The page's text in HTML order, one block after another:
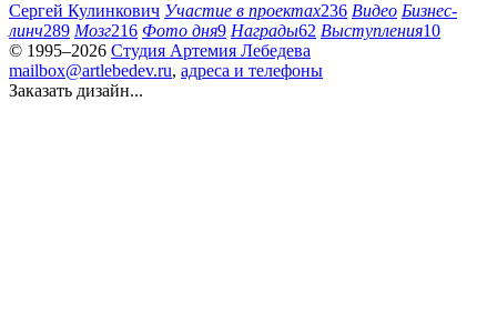
Сергей Кулинкович Участие в проектах236 Видео Бизнес-
линч289 Мозг216 Фото дня9 Награды62 Выступления10
© 1995–2026 Студия Артемия Лебедева
mailbox@artlebedev.ru, адреса и телефоны
Заказать дизайн...